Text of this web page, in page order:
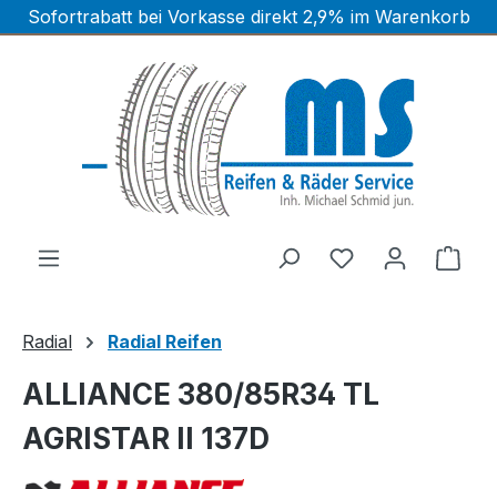
Zum Hauptinhalt springen
Sofortrabatt bei Vorkasse direkt 2,9% im Warenkorb
Radial Radial Reifen
ALLIANCE 380/85R34 TL
AGRISTAR II 137D